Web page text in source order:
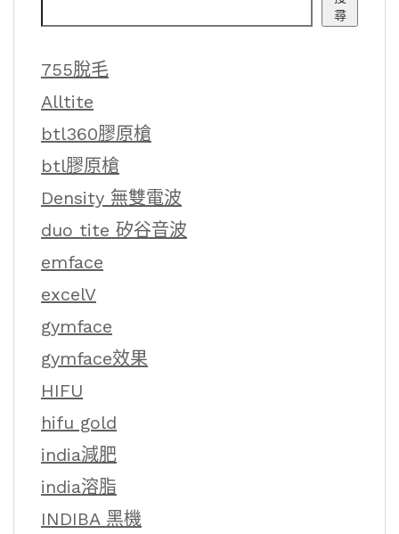
尋
755脫毛
Alltite
btl360膠原槍
btl膠原槍
Density 無雙電波
duo tite 矽谷音波
emface
excelV
gymface
gymface效果
HIFU
hifu gold
india減肥
india溶脂
INDIBA 黑機